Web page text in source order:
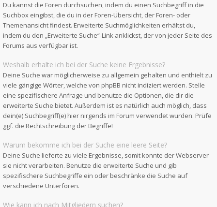
Du kannst die Foren durchsuchen, indem du einen Suchbegriff in die
Suchbox eingibst, die du in der Foren-Übersicht, der Foren- oder
Themenansicht findest. Erweiterte Suchmöglichkeiten erhältst du,
indem du den „Erweiterte Suche“-Link anklickst, der von jeder Seite des
Forums aus verfügbar ist.
Weshalb erhalte ich bei der Suche keine Ergebnisse?
Deine Suche war möglicherweise zu allgemein gehalten und enthielt zu
viele gängige Wörter, welche von phpBB nicht indiziert werden. Stelle
eine spezifischere Anfrage und benutze die Optionen, die dir die
erweiterte Suche bietet. Außerdem ist es natürlich auch möglich, dass
dein(e) Suchbegriff(e) hier nirgends im Forum verwendet wurden. Prüfe
ggf. die Rechtschreibung der Begriffe!
Warum bekomme ich bei der Suche eine leere Seite?
Deine Suche lieferte zu viele Ergebnisse, somit konnte der Webserver
sie nicht verarbeiten. Benutze die erweiterte Suche und gib
spezifischere Suchbegriffe ein oder beschränke die Suche auf
verschiedene Unterforen.
Wie kann ich nach Mitgliedern suchen?